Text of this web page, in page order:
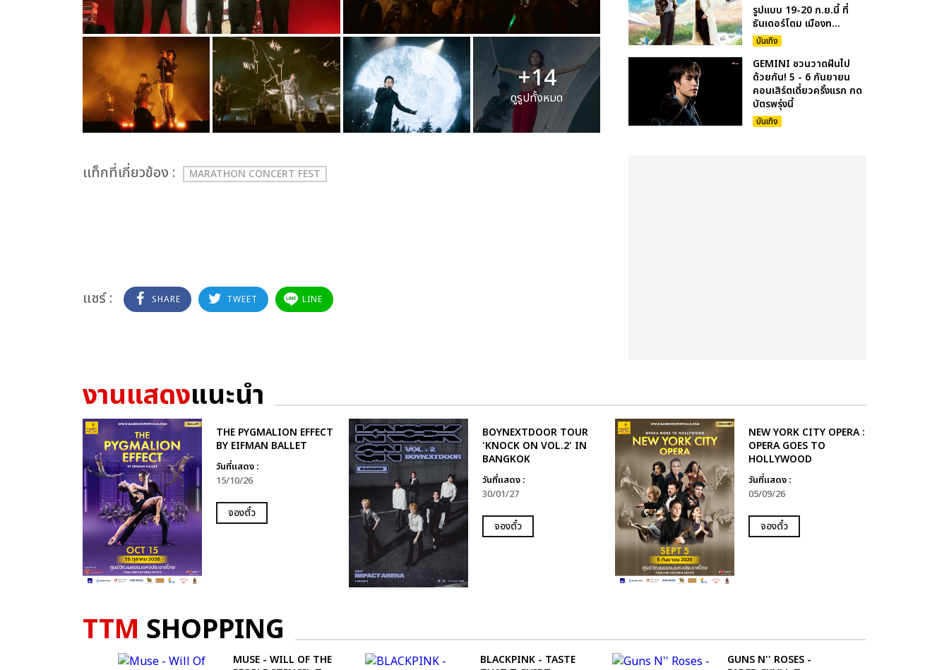
+14
ดูรูปทั้งหมด
เเท็กที่เกี่ยวข้อง : MARATHON CONCERT FEST
แชร์ : SHARE TWEET LINE
รูปแบบ 19-20 ก.ย.นี้ ที่
ธันเดอร์โดม เมืองท...
บันเทิง
GEMINI ชวนวาดฝันไป
ด้วยกัน! 5 - 6 กันยายน
คอนเสิร์ตเดี่ยวครั้งแรก กด
บัตรพรุ่งนี้
บันเทิง
งานแสดงแนะนำ
THE PYGMALION EFFECT
BY EIFMAN BALLET
วันที่แสดง :
15/10/26
จองตั๋ว
BOYNEXTDOOR TOUR
'KNOCK ON VOL.2' IN
BANGKOK
วันที่แสดง :
30/01/27
จองตั๋ว
NEW YORK CITY OPERA :
OPERA GOES TO
HOLLYWOOD
วันที่แสดง :
05/09/26
จองตั๋ว
TTM SHOPPING
MUSE - WILL OF THE
BLACKPINK - TASTE
GUNS N'' ROSES -